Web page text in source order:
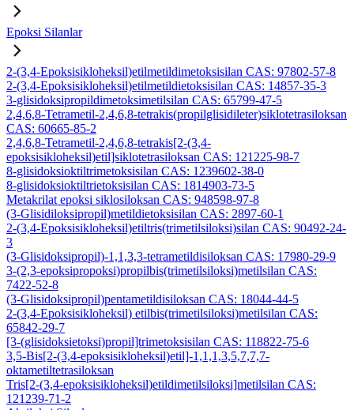
Epoksi Silanlar
2-(3,4-Epoksisikloheksil)etilmetildimetoksisilan CAS: 97802-57-8
2-(3,4-Epoksisikloheksil)etilmetildietoksisilan CAS: 14857-35-3
3-glisidoksipropildimetoksimetilsilan CAS: 65799-47-5
2,4,6,8-Tetrametil-2,4,6,8-tetrakis(propilglisidileter)siklotetrasiloksan
CAS: 60665-85-2
2,4,6,8-Tetrametil-2,4,6,8-tetrakis[2-(3,4-
epoksisikloheksil)etil]siklotetrasiloksan CAS: 121225-98-7
8-glisidoksioktiltrimetoksisilan CAS: 1239602-38-0
8-glisidoksioktiltrietoksisilan CAS: 1814903-73-5
Metakrilat epoksi siklosiloksan CAS: 948598-97-8
(3-Glisidiloksipropil)metildietoksisilan CAS: 2897-60-1
2-(3,4-Epoksisikloheksil)etiltris(trimetilsiloksi)silan CAS: 90492-24-
3
(3-Glisidoksipropil)-1,1,3,3-tetrametildisiloksan CAS: 17980-29-9
3-(2,3-epoksipropoksi)propilbis(trimetilsiloksi)metilsilan CAS:
7422-52-8
(3-Glisidoksipropil)pentametildisiloksan CAS: 18044-44-5
2-(3,4-Epoksisikloheksil) etilbis(trimetilsiloksi)metilsilan CAS:
65842-29-7
[3-(glisidoksietoksi)propil]trimetoksisilan CAS: 118822-75-6
3,5-Bis[2-(3,4-epoksisikloheksil)etil]-1,1,1,3,5,7,7,7-
oktametiltetrasiloksan
Tris[2-(3,4-epoksisikloheksil)etildimetilsiloksi]metilsilan CAS:
121239-71-2